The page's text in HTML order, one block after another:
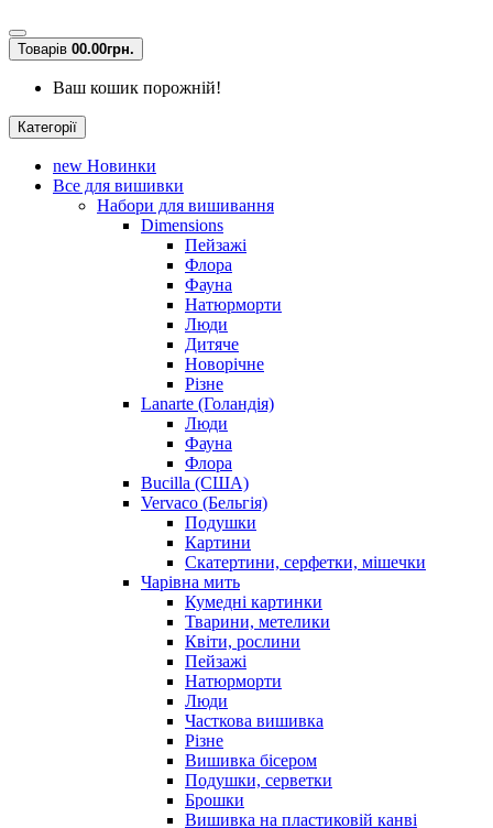
Товарів 00.00грн.
Ваш кошик порожній!
Категорії
new Новинки
Все для вишивки
Набори для вишивання
Dimensions
Пейзажі
Флора
Фауна
Натюрморти
Люди
Дитяче
Новорічне
Різне
Lanarte (Голандія)
Люди
Фауна
Флора
Bucilla (США)
Vervaco (Бельгія)
Подушки
Картини
Скатертини, серфетки, мішечки
Чарiвна мить
Кумедні картинки
Тварини, метелики
Квіти, рослини
Пейзажі
Натюрморти
Люди
Часткова вишивка
Різне
Вишивка бісером
Подушки, серветки
Брошки
Вишивка на пластиковій канві